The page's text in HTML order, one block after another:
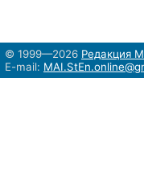
© 1999—2026 Редакция
E-mail: